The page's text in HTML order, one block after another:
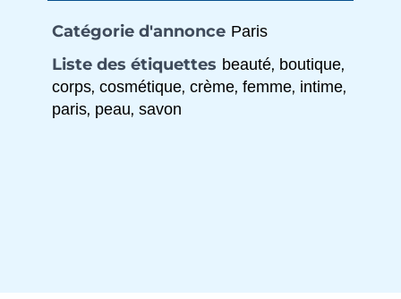
Catégorie d'annonce Paris
Liste des étiquettes beauté, boutique,
corps, cosmétique, crème, femme, intime,
paris, peau, savon